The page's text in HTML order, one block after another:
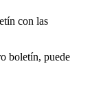
con las
boletín, puede